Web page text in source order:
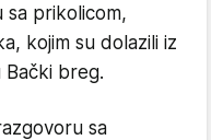
sa prikolicom,
kojim su dolazili iz
breg.
sa